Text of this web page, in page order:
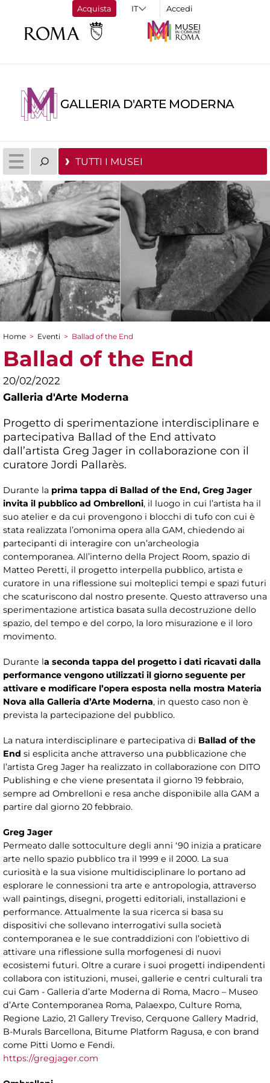
Acquista Accedi
GALLERIA D'ARTE MODERNA
TUTTI I MUSEI
Tu sei qui
Home > Eventi > Ballad of the End
Ballad of the End
20/02/2022
Galleria d'Arte Moderna
Progetto di sperimentazione interdisciplinare e
partecipativa Ballad of the End attivato
dall’artista Greg Jager in collaborazione con il
curatore Jordi Pallarès.
Durante la prima tappa di Ballad of the End, Greg Jager
invita il pubblico ad Ombrelloni, il luogo in cui l’artista ha il
suo atelier e da cui provengono i blocchi di tufo con cui è
stata realizzata l’omonima opera alla GAM, chiedendo ai
partecipanti di interagire con un’archeologia
contemporanea. All’interno della Project Room, spazio di
Matteo Peretti, il progetto interpella pubblico, artista e
curatore in una riflessione sui molteplici tempi e spazi futuri
che scaturiscono dal nostro presente. Questo attraverso una
sperimentazione artistica basata sulla decostruzione dello
spazio, del tempo e del corpo, la loro misurazione e il loro
movimento.
Durante la seconda tappa del progetto i dati ricavati dalla
performance vengono utilizzati il giorno seguente per
attivare e modificare l’opera esposta nella mostra Materia
Nova alla Galleria d’Arte Moderna, in questo caso non è
prevista la partecipazione del pubblico.
La natura interdisciplinare e partecipativa di Ballad of the
End si esplicita anche attraverso una pubblicazione che
l’artista Greg Jager ha realizzato in collaborazione con DITO
Publishing e che viene presentata il giorno 19 febbraio,
sempre ad Ombrelloni e resa anche disponibile alla GAM a
partire dal giorno 20 febbraio.
Greg Jager
Permeato dalle sottoculture degli anni ‘90 inizia a praticare
arte nello spazio pubblico tra il 1999 e il 2000. La sua
curiosità e la sua visione multidisciplinare lo portano ad
esplorare le connessioni tra arte e antropologia, attraverso
wall paintings, disegni, progetti editoriali, installazioni e
performance. Attualmente la sua ricerca si basa su
dispositivi che sollevano interrogativi sulla società
contemporanea e le sue contraddizioni con l’obiettivo di
attivare una riflessione sulla morfogenesi di nuovi
ecosistemi futuri. Oltre a curare i suoi progetti indipendenti
collabora con istituzioni, musei, gallerie e centri culturali tra
cui Gam - Galleria d’arte Moderna di Roma, Macro – Museo
d’Arte Contemporanea Roma, Palaexpo, Culture Roma,
Regione Lazio, 21 Gallery Treviso, Cerquone Gallery Madrid,
B-Murals Barcellona, Bitume Platform Ragusa, e con brand
come Pitti Uomo e Fendi.
https://gregjager.com